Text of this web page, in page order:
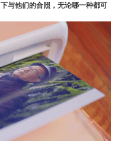
与他们的合照，无论哪一种都可